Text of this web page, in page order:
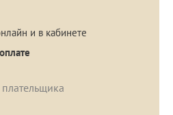
и в кабинете